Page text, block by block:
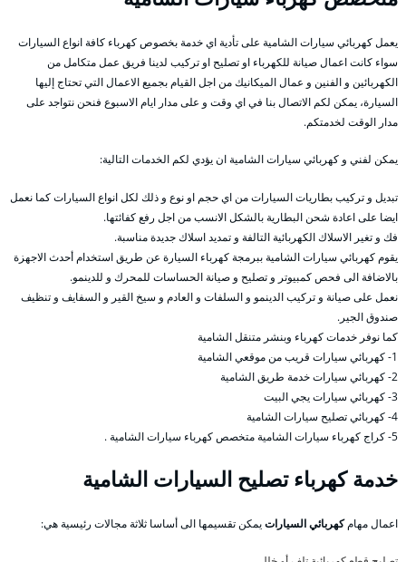
يعمل كهربائي سيارات الشامية على تأدية اي خدمة بخصوص كهرباء كافة انواع السيارات
سواء كانت اعمال صيانة للكهرباء او تصليح او تركيب لدينا فريق عمل متكامل من
الكهربائين و الفنين و عمال الميكانيك من اجل القيام بجميع الاعمال التي تحتاج إليها
السيارة، يمكن لكم الاتصال بنا في اي وقت و على مدار ايام الاسبوع فنحن نتواجد على
مدار الوقت لخدمتكم.
يمكن لفني و كهربائي سيارات الشامية ان يؤدي لكم الخدمات التالية:
تبديل و تركيب بطاريات السيارات من اي حجم او نوع و ذلك لكل انواع السيارات كما نعمل
ايضا على اعادة شحن البطارية بالشكل الانسب من اجل رفع كفائتها.
فك و تغير الاسلاك الكهربائية التالفة و تمديد اسلاك جديدة مناسبة.
يقوم كهربائي سيارات الشامية ببرمجة كهرباء السيارة عن طريق استخدام أحدث الاجهزة
بالاضافة الى فحص كمبيوتر و تصليح و صيانة الحساسات للمحرك و للدينمو.
نعمل على صيانة و تركيب الدينمو و السلفات و العادم و سيخ القير و السفايف و تنظيف
صندوق الجير.
كما نوفر خدمات كهرباء وبنشر متنقل الشامية
1- كهربائي سيارات قريب من موقعي الشامية
2- كهربائي سيارات خدمة طريق الشامية
3- كهربائي سيارات يجي البيت
4- كهربائي تصليح سيارات الشامية
5- كراج كهرباء سيارات الشامية متخصص كهرباء سيارات الشامية .
خدمة كهرباء تصليح السيارات الشامية
اعمال مهامكهربائي السياراتيمكن تقسيمها الى أساسا ثلاثة مجالات رئيسية هي: